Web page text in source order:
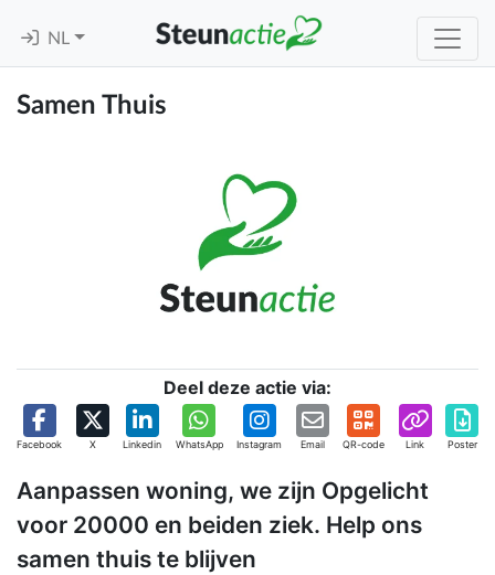
NL
Samen Thuis
Deel deze actie via:
Facebook X Linkedin WhatsApp Instagram Email QR-code Link Poster
Aanpassen woning, we zijn Opgelicht
voor 20000 en beiden ziek. Help ons
samen thuis te blijven